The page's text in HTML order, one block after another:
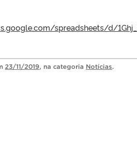
spreadsheets/d/
23/11/2019, na categoria Notícias.